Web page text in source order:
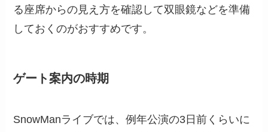
る座席からの見え方を確認して双眼鏡などを準備
しておくのがおすすめです。
ゲート案内の時期
SnowManライブでは、例年公演の3日前くらいに